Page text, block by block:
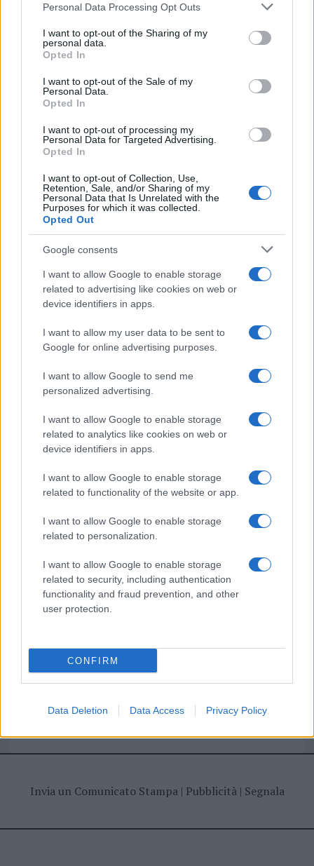
Please note that this website/app uses one or more Google
not limited to your visit or usage behaviour. You may click to
grant or deny consent to Google and its third-party tags to
use your data for below specified purposes in below Google
consent section.
Personal Data Processing Opt Outs
I want to opt-out of the Sharing of my
personal data.
Opted In
I want to opt-out of the Sale of my
Personal Data.
Opted In
I want to opt-out of processing my
Personal Data for Targeted Advertising.
Opted In
I want to opt-out of Collection, Use,
Retention, Sale, and/or Sharing of my
Personal Data that Is Unrelated with the
Purposes for which it was collected.
Opted Out
Google consents
I want to allow Google to enable storage
related to advertising like cookies on web or
device identifiers in apps.
I want to allow my user data to be sent to
Google for online advertising purposes.
I want to allow Google to send me
personalized advertising.
I want to allow Google to enable storage
related to analytics like cookies on web or
device identifiers in apps.
I want to allow Google to enable storage
related to functionality of the website or app.
I want to allow Google to enable storage
related to personalization.
I want to allow Google to enable storage
related to security, including authentication
functionality and fraud prevention, and other
user protection.
CONFIRM
Data Deletion Data Access Privacy Policy
Test tunnel Olbia: rampe chiuse ancora fino a
fine agosto
amate dell’estate 2026
NECROLOGIE
Mario Malu
Paolo Pinna
Martina Agostina Diturco
I nostri cari
I nostri cari
Giovannimaria Cabras
Invia un Comunicato Stampa| Pubblicità| Segnala